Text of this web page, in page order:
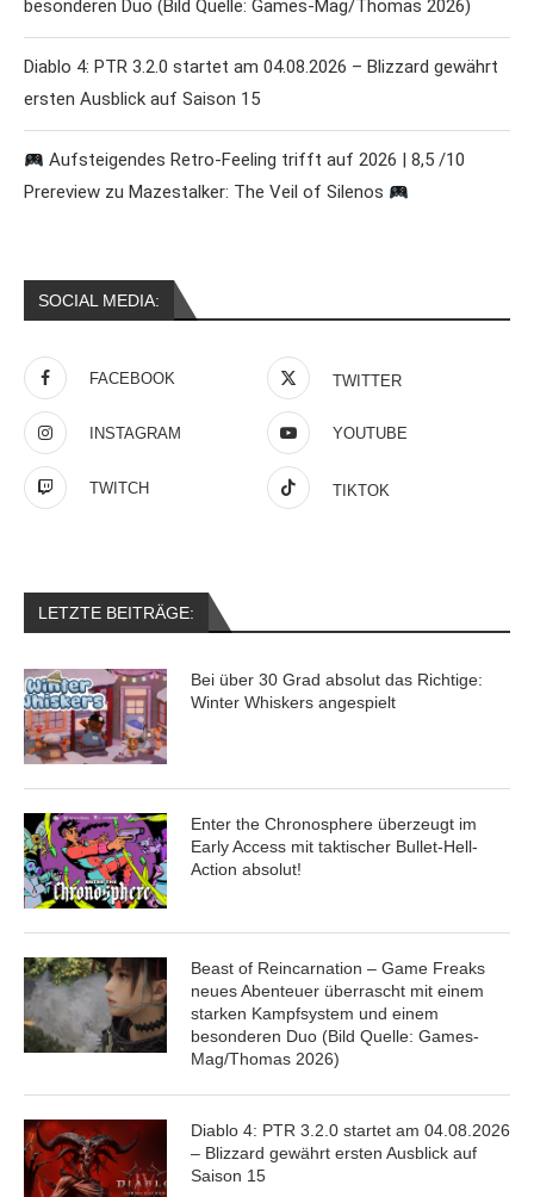
besonderen Duo (Bild Quelle: Games-Mag/Thomas 2026)
Diablo 4: PTR 3.2.0 startet am 04.08.2026 – Blizzard gewährt
ersten Ausblick auf Saison 15
Aufsteigendes Retro-Feeling trifft auf 2026 | 8,5 /10
Prereview zu Mazestalker: The Veil of Silenos
SOCIAL MEDIA:
FACEBOOK TWITTER
INSTAGRAM YOUTUBE
TWITCH TIKTOK
LETZTE BEITRÄGE:
Bei über 30 Grad absolut das Richtige:
Winter Whiskers angespielt
Enter the Chronosphere überzeugt im
Early Access mit taktischer Bullet-Hell-
Action absolut!
Beast of Reincarnation – Game Freaks
neues Abenteuer überrascht mit einem
starken Kampfsystem und einem
besonderen Duo (Bild Quelle: Games-
Mag/Thomas 2026)
Diablo 4: PTR 3.2.0 startet am 04.08.2026
– Blizzard gewährt ersten Ausblick auf
Saison 15